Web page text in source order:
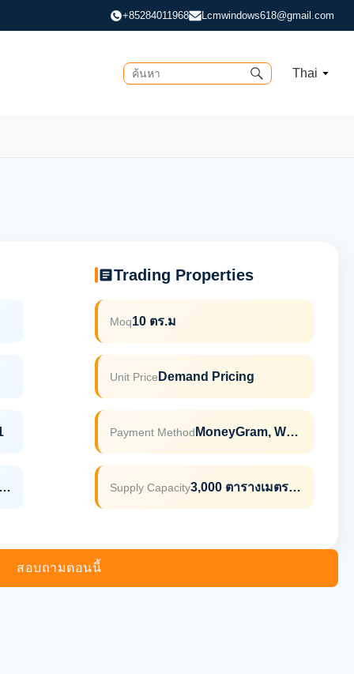
+85284011968 Lcmwindows618@gmail.com
Thai
กอะลูมิเนียมบานเดี่ยวด้านซ้าย
Trading Properties
Moq10 ตร.ม
Unit Price Demand Pricing
Payment Method MoneyGram, Western Union, T/T, D/P, D/A, L/C
Supply Capacity 3,000 ตารางเมตรต่อเดือน
สอบถามตอนนี้